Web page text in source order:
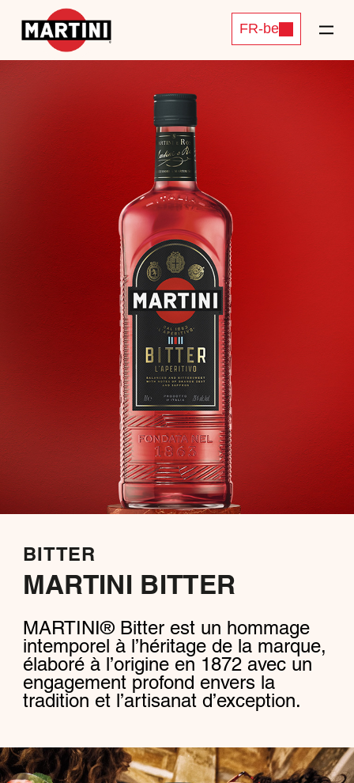
FR-be
BITTER
MARTINI BITTER
MARTINI® Bitter est un hommage
intemporel à l’héritage de la marque,
élaboré à l’origine en 1872 avec un
engagement profond envers la
tradition et l’artisanat d’exception.